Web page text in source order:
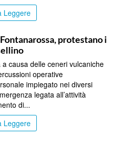
Leggere
protestano i
causa delle ceneri vulcaniche
operative
impiegato nei diversi
legata all’attività
di...
Leggere